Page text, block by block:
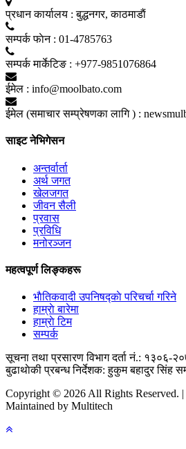
प्रधान कार्यालय : बुद्धनगर, काठमाडाैं
सम्पर्क फाेन : 01-4785763
सम्पर्क मार्केटिङ : +977-9851076864
ईमेल : info@moolbato.com
ईमेल (समाचार सम्प्रेषणका लागि ) :
साइट नेभिगेसन
अन्तर्वार्ता
अर्थ जगत
खेलजगत
जीवन सैली
प्रवास
प्रविधि
मनोरञ्जन
महत्वपूर्ण लिङ्कहरू
भाैतिकवादी उपनिषद्काे परिचर्चा गरिने
हाम्राे बारेमा
हाम्राे टिम
सम्पर्क
सूचना तथा प्रसारण विभाग दर्ता नं.: १३०६-
बुढाथाेकी प्रबन्ध निर्देशक: हुकुम बहादुर सिंह
Copyright © 2026 All Rights Reserved.
Maintained by Multitech